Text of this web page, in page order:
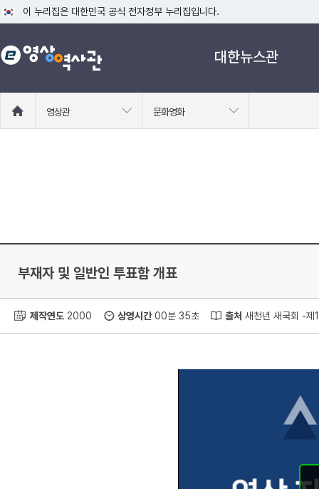
이 누리집은 대한민국 공식 전자정부 누리집입니다.
공식 누리집 주소 확인하기
go.kr 주소를 사용하는 누리집은 대한민국 정부기관이 관리하는 누리집입니
대한뉴스관
로
영상관 문화영화
부재자 및 일반인 투표함 개표
제작연도 2000 상영시간00분 35초 출처 새천년 새국회 -제